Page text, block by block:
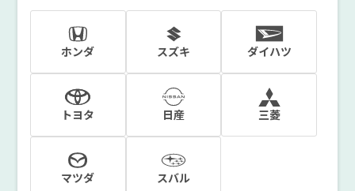
ホンダ スズキ ダイハツ
トヨタ 日産 三菱
マツダ スバル